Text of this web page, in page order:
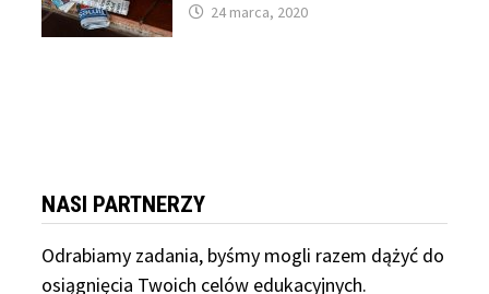
24 marca, 2020
NASI PARTNERZY
Odrabiamy zadania, byśmy mogli razem dążyć do
osiągnięcia Twoich celów edukacyjnych.